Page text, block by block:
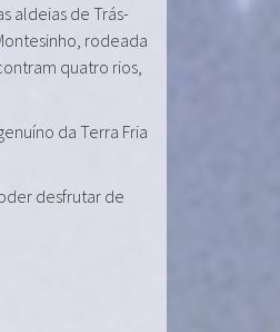
aldeias de Trás-
rodeada
quatro rios,
da Terra Fria
desfrutar de